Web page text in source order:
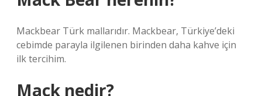
Mackbear Türk mallarıdır. Mackbear, Türkiye’deki
cebimde parayla ilgilenen birinden daha kahve için
ilk tercihim.
Mack nedir?